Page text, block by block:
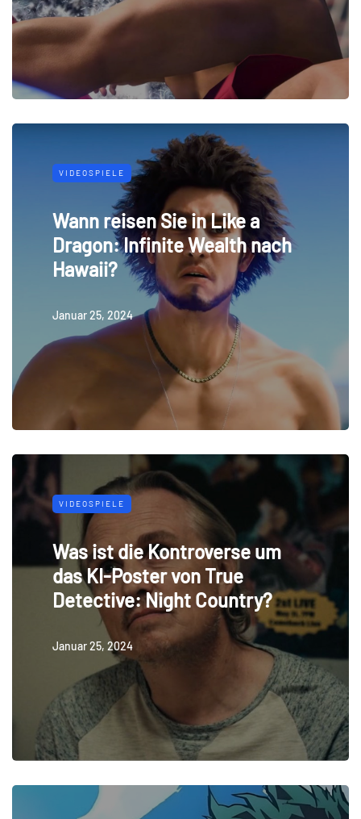
VIDEOSPIELE
Wann reisen Sie in Like a
Dragon: Infinite Wealth nach
Hawaii?
Januar 25, 2024
VIDEOSPIELE
Was ist die Kontroverse um
das KI-Poster von True
Detective: Night Country?
Januar 25, 2024